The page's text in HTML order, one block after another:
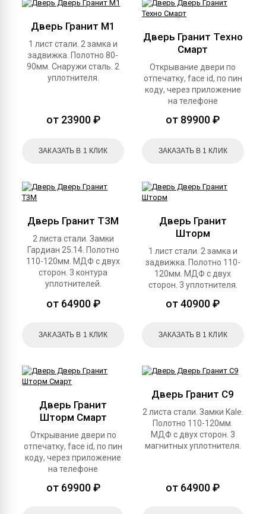
Дверь Гранит М1
1 лист стали. 2 замка и
задвижка. Полотно 80-
90мм. Снаружи сталь. 2
уплотнителя.
от 23900 ₽
ЗАКАЗАТЬ В 1 КЛИК
Дверь Гранит Техно
Смарт
Открывание двери по
отпечатку, face id, по пин
коду, через приложение
на телефоне
от 89900 ₽
ЗАКАЗАТЬ В 1 КЛИК
Дверь Гранит Т3М
2 листа стали. Замки
Гардиан 25.14. Полотно
110-120мм. МДФ с двух
сторон. 3 контура
уплотнителей.
от 64900 ₽
ЗАКАЗАТЬ В 1 КЛИК
Дверь Гранит
Шторм
1 лист стали. 2 замка и
задвижка. Полотно 110-
120мм. МДФ с двух
сторон. 3 уплотнителя.
от 40900 ₽
ЗАКАЗАТЬ В 1 КЛИК
Дверь Гранит
Шторм Смарт
Открывание двери по
отпечатку, face id, по пин
коду, через приложение
на телефоне
от 69900 ₽
Дверь Гранит С9
2 листа стали. Замки Kale.
Полотно 110-120мм.
МДФ с двух сторон. 3
магнитных уплотнителя.
от 64900 ₽